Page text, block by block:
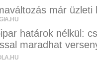
már üzleti
határok nélkül:
maradhat